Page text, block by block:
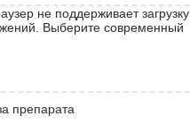
не поддерживает загрузку
Выберите современный
препарата